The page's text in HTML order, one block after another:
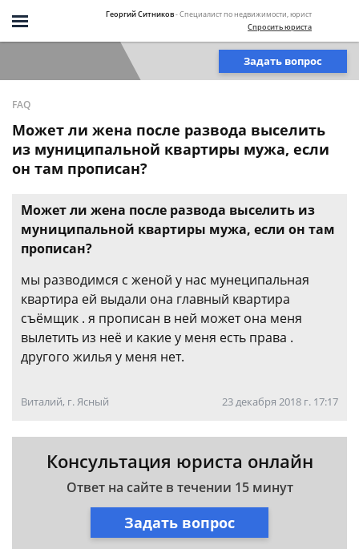
Георгий Ситников- Специалист по недвижимости, юрист
Спросить юриста
Задать вопрос
FAQ
Может ли жена после развода выселить
из муниципальной квартиры мужа, если
он там прописан?
Может ли жена после развода выселить из
муниципальной квартиры мужа, если он там
прописан?
мы разводимся с женой у нас мунеципальная
квартира ей выдали она главный квартира
съёмщик . я прописан в ней может она меня
вылетить из неё и какие у меня есть права .
другого жилья у меня нет.
Виталий, г. Ясный 23 декабря 2018 г. 17:17
Консультация юриста онлайн
Ответ на сайте в течении 15 минут
Задать вопрос